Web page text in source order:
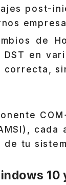
post-
de
en
correcta,
tu
10